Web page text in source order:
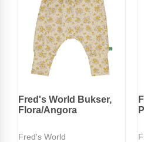
Fred's World Bukser,
Flora/Angora
Fred's World